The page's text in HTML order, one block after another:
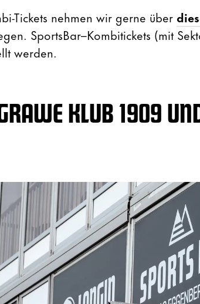
Tickets nehmen wir gerne über
SportsBar–Kombitickets (mit
werden.
KLUB 1909